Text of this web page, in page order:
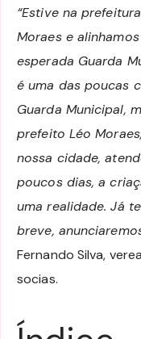
“Estive na
Moraes e
esperada Guarda
é uma das poucas
Guarda Municipal,
prefeito Léo
nossa cidade,
poucos dias, a
uma realidade. Já
breve,
Fernando Silva,
socias.